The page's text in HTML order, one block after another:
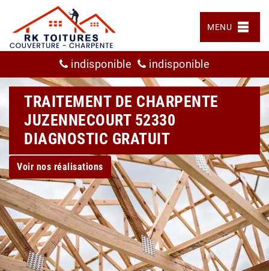
MENU
indisponible indisponible
TRAITEMENT DE CHARPENTE
JUZENNECOURT 52330
DIAGNOSTIC GRATUIT
Voir nos réalisations